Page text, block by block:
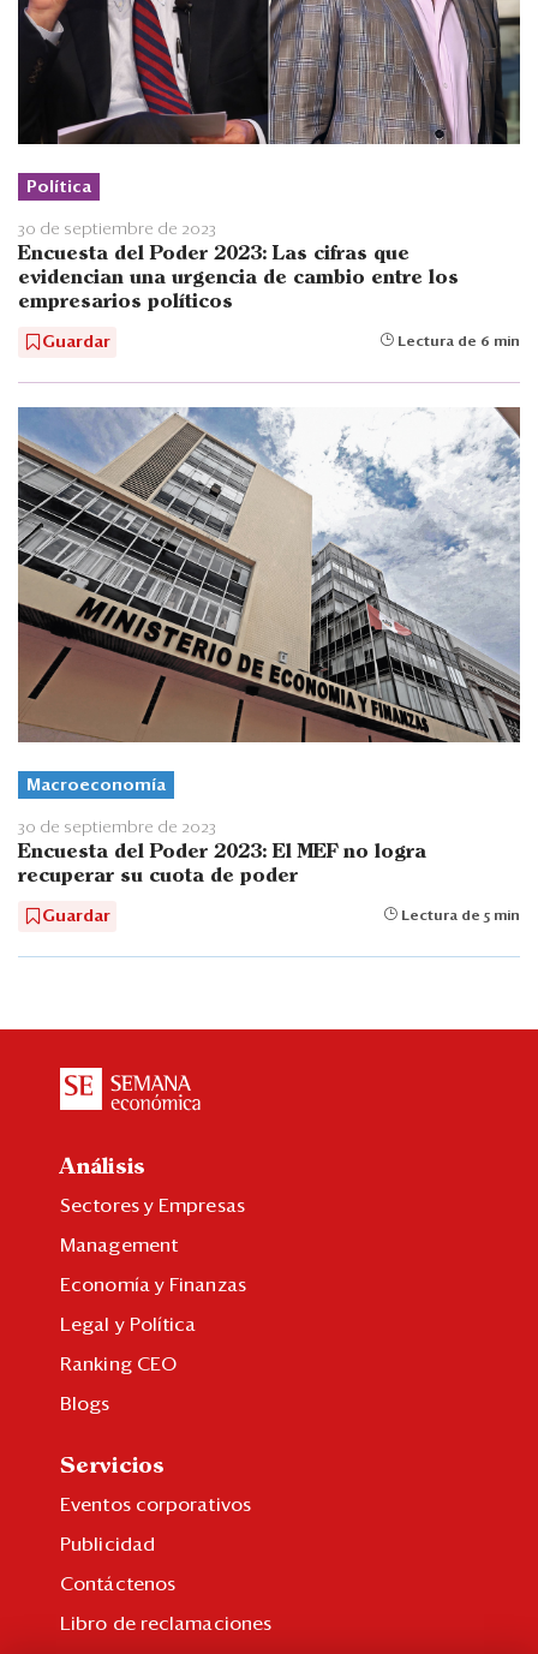
Política
30 de septiembre de 2023
Encuesta del Poder 2023: Las cifras que
evidencian una urgencia de cambio entre los
empresarios políticos
Guardar Lectura de 6 min
Macroeconomía
30 de septiembre de 2023
Encuesta del Poder 2023: El MEF no logra
recuperar su cuota de poder
Guardar Lectura de 5 min
Análisis
Sectores y Empresas
Management
Economía y Finanzas
Legal y Política
Ranking CEO
Blogs
Servicios
Eventos corporativos
Publicidad
Contáctenos
Libro de reclamaciones